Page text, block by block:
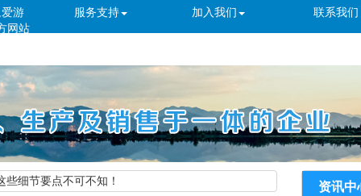
游
网站
服务支持 加入我们 联系我们
细节要点不可不知！ 资讯中